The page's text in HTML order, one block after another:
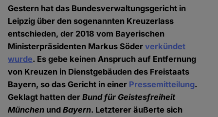
Gestern hat das Bundesverwaltungsgericht in
Leipzig über den sogenannten Kreuzerlass
entschieden, der 2018 vom Bayerischen
Ministerpräsidenten Markus Söderverkündet
wurde. Es gebe keinen Anspruch auf Entfernung
von Kreuzen in Dienstgebäuden des Freistaats
Bayern, so das Gericht in einer Pressemitteilung.
Geklagt hatten derBund für Geistesfreiheit
München undBayern. Letzterer äußerte sich